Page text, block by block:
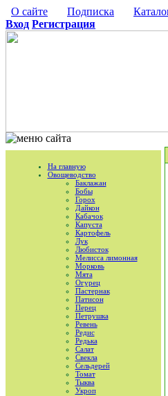
О сайте Подписка
Вход Регистрация
На главную
Овощеводство
Баклажан
Бобы
Горох
Дайкон
Кабачок
Капуста
Картофель
Лук
Любисток
Мелисса лимонная
Морковь
Мята
Огурец
Пастернак
Патисон
Перец
Петрушка
Ревень
Редис
Редька
Салат
Свекла
Сельдерей
Томат
Тыква
Укроп